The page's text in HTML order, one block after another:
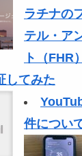
ラチナの
テル・ア
ト（FHR
してみた
件につい